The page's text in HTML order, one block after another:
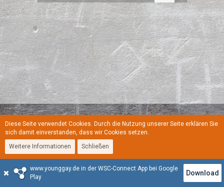
Regeln Datenschutzerklärung Kontakt
Stil:YoungGay
Community-Software:WoltLab Suite™
www.younggay.de in der WSC-Connect App bei Google
Play
Download
Diese Seite verwendet Cookies. Durch die Nutzung unserer Seite erklären Sie
sich damit einverstanden, dass wir Cookies setzen.
Weitere Informationen
Schließen